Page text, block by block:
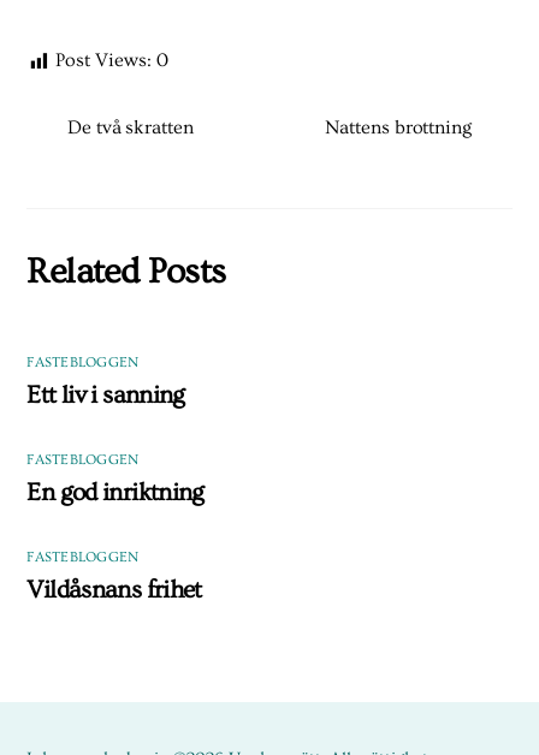
Post Views: 0
De två skratten Nattens brottning
Related Posts
FASTEBLOGGEN
Ett liv i sanning
FASTEBLOGGEN
En god inriktning
FASTEBLOGGEN
Vildåsnans frihet